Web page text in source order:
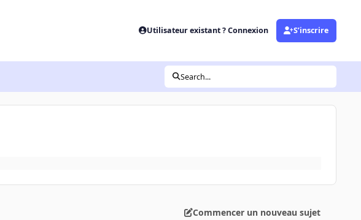
Utilisateur existant ? Connexion S’inscrire
Search...
Commencer un nouveau sujet